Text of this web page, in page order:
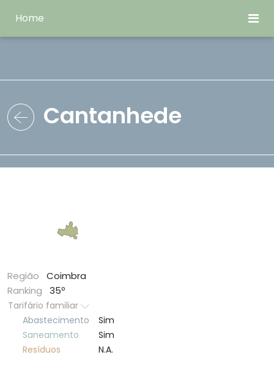
Home
Cantanhede
Região
Coimbra
Ranking
35º
Tarifário familiar
Abastecimento
Sim
Saneamento
Sim
Resí­duos
N.A.